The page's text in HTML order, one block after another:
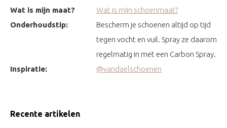
Wat is mijn maat?
Wat is mijn schoenmaat?
Onderhoudstip:
Bescherm je schoenen altijd op tijd
tegen vocht en vuil. Spray ze daarom
regelmatig in met een Carbon Spray.
Inspiratie:
@vandaelschoenen
Recente artikelen